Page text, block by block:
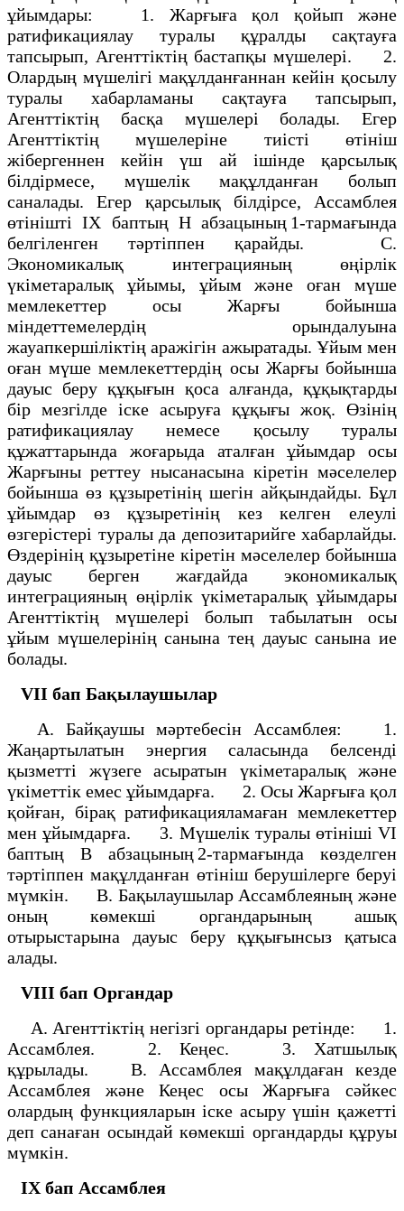
ұйымдары: 1. Жарғыға қол қойып және
ратификациялау туралы құралды сақтауға
тапсырып, Агенттіктің бастапқы мүшелері. 2.
Олардың мүшелігі мақұлданғаннан кейін қосылу
туралы хабарламаны сақтауға тапсырып,
Агенттіктің басқа мүшелері болады. Егер
Агенттіктің мүшелеріне тиісті өтініш
жібергеннен кейін үш ай ішінде қарсылық
білдірмесе, мүшелік мақұлданған болып
саналады. Егер қарсылық білдірсе, Ассамблея
өтінішті IX баптың Н абзацының 1-тармағында
белгіленген тәртіппен қарайды. С.
Экономикалық интеграцияның өңірлік
үкіметаралық ұйымы, ұйым және оған мүше
мемлекеттер осы Жарғы бойынша
міндеттемелердің орындалуына
жауапкершіліктің аражігін ажыратады. Ұйым мен
оған мүше мемлекеттердің осы Жарғы бойынша
дауыс беру құқығын қоса алғанда, құқықтарды
бір мезгілде іске асыруға құқығы жоқ. Өзінің
ратификациялау немесе қосылу туралы
құжаттарында жоғарыда аталған ұйымдар осы
Жарғыны реттеу нысанасына кіретін мәселелер
бойынша өз құзыретінің шегін айқындайды. Бұл
ұйымдар өз құзыретінің кез келген елеулі
өзгерістері туралы да депозитарийге хабарлайды.
Өздерінің құзыретіне кіретін мәселелер бойынша
дауыс берген жағдайда экономикалық
интеграцияның өңірлік үкіметаралық ұйымдары
Агенттіктің мүшелері болып табылатын осы
ұйым мүшелерінің санына тең дауыс санына ие
болады.
VII бап Бақылаушылар
А. Байқаушы мәртебесін Ассамблея: 1.
Жаңартылатын энергия саласында белсенді
қызметті жүзеге асыратын үкіметаралық және
үкіметтік емес ұйымдарға. 2. Осы Жарғыға қол
қойған, бірақ ратификацияламаған мемлекеттер
мен ұйымдарға. 3. Мүшелік туралы өтініші VI
баптың В абзацының 2-тармағында көзделген
тәртіппен мақұлданған өтініш берушілерге беруі
мүмкін. B. Бақылаушылар Ассамблеяның және
оның көмекші органдарының ашық
отырыстарына дауыс беру құқығынсыз қатыса
алады.
VIII бап Органдар
А. Агенттіктің негізгі органдары ретінде: 1.
Ассамблея. 2. Кеңес. 3. Хатшылық
құрылады. В. Ассамблея мақұлдаған кезде
Ассамблея және Кеңес осы Жарғыға сәйкес
олардың функцияларын іске асыру үшін қажетті
деп санаған осындай көмекші органдарды құруы
мүмкін.
ІХ бап Ассамблея